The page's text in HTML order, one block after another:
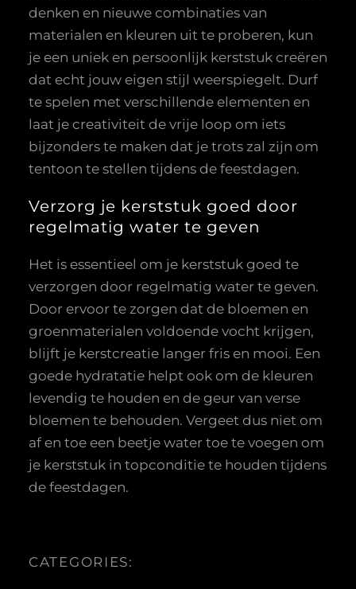
denken en nieuwe combinaties van
materialen en kleuren uit te proberen, kun
je een uniek en persoonlijk kerststuk creëren
dat echt jouw eigen stijl weerspiegelt. Durf
te spelen met verschillende elementen en
laat je creativiteit de vrije loop om iets
bijzonders te maken dat je trots zal zijn om
tentoon te stellen tijdens de feestdagen.
Verzorg je kerststuk goed door
regelmatig water te geven
Het is essentieel om je kerststuk goed te
verzorgen door regelmatig water te geven.
Door ervoor te zorgen dat de bloemen en
groenmaterialen voldoende vocht krijgen,
blijft je kerstcreatie langer fris en mooi. Een
goede hydratatie helpt ook om de kleuren
levendig te houden en de geur van verse
bloemen te behouden. Vergeet dus niet om
af en toe een beetje water toe te voegen om
je kerststuk in topconditie te houden tijdens
de feestdagen.
CATEGORIES: